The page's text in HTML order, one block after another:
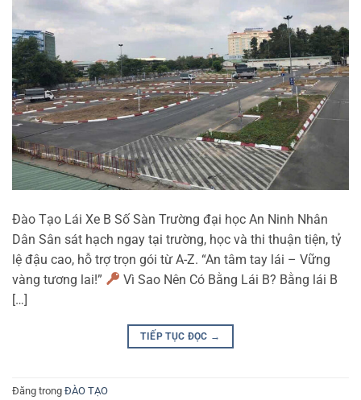
Đào Tạo Lái Xe B Số Sàn Trường đại học An Ninh Nhân
Dân Sân sát hạch ngay tại trường, học và thi thuận tiện, tỷ
lệ đậu cao, hỗ trợ trọn gói từ A-Z. “An tâm tay lái – Vững
vàng tương lai!”
Vì Sao Nên Có Bằng Lái B? Bằng lái B
[…]
TIẾP TỤC ĐỌC →
Đăng trong ĐÀO TẠO